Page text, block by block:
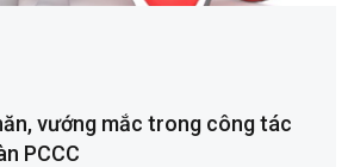
vướng mắc trong công tác
PCCC